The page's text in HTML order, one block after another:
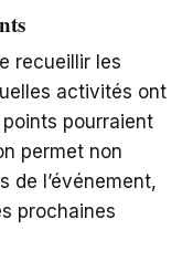
recueillir les
activités ont
pourraient
permet non
de l’événement,
prochaines